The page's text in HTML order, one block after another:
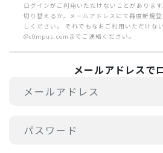
ログインがご利用いただけないことがありま
切り替えるか，メールアドレスにて再度新規
しください。 それでもなおご利用いただけな
@c0mpus.comまでご連絡ください。
メールアドレスで